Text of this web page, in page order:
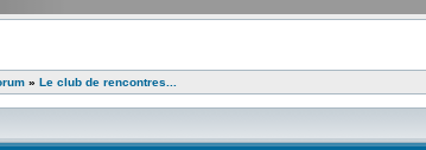
» Le club de rencontres...